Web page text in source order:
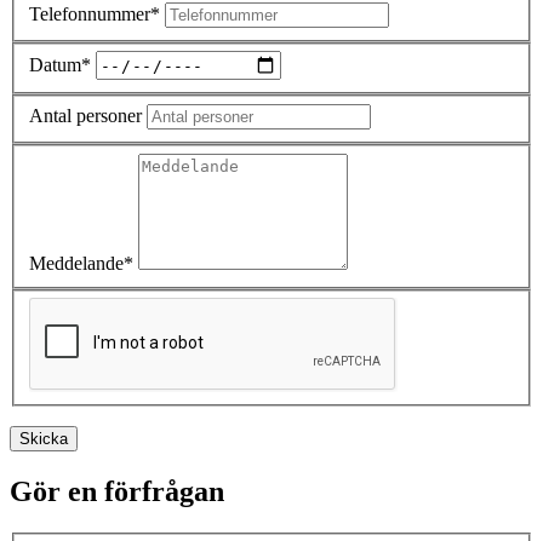
Telefonnummer*
Datum*
Antal personer
Meddelande*
Skicka
Gör en förfrågan